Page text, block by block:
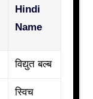
Hindi
Name
विद्युत बल्ब
स्विच